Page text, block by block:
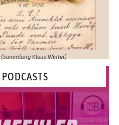
Klaus Winter)